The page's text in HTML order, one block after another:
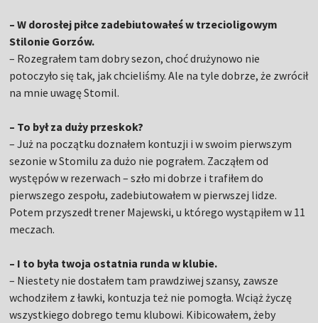
– W dorosłej piłce zadebiutowałeś w trzecioligowym
Stilonie Gorzów.
– Rozegrałem tam dobry sezon, choć drużynowo nie
potoczyło się tak, jak chcieliśmy. Ale na tyle dobrze, że zwrócił
na mnie uwagę Stomil.
– To był za duży przeskok?
– Już na początku doznałem kontuzji i w swoim pierwszym
sezonie w Stomilu za dużo nie pograłem. Zacząłem od
występów w rezerwach – szło mi dobrze i trafiłem do
pierwszego zespołu, zadebiutowałem w pierwszej lidze.
Potem przyszedł trener Majewski, u którego wystąpiłem w 11
meczach.
– I to była twoja ostatnia runda w klubie.
– Niestety nie dostałem tam prawdziwej szansy, zawsze
wchodziłem z ławki, kontuzja też nie pomogła. Wciąż życzę
wszystkiego dobrego temu klubowi. Kibicowałem, żeby